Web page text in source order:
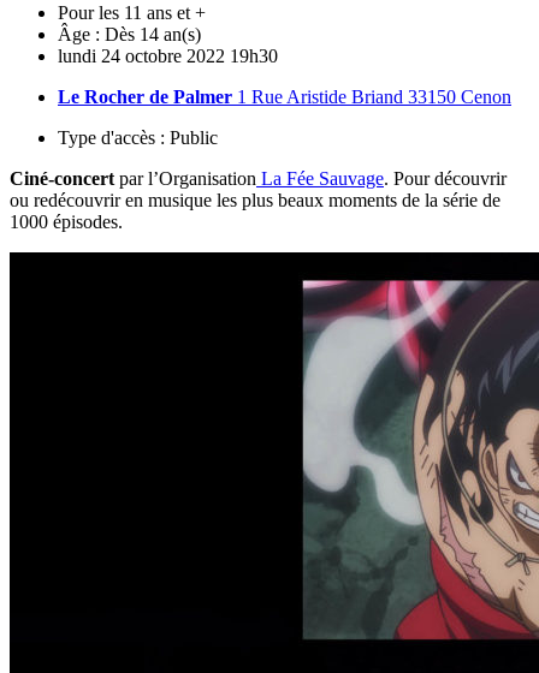
Pour les 11 ans et +
Âge : Dès 14 an(s)
lundi 24 octobre 2022 19h30
Le Rocher de Palmer 1 Rue Aristide Briand 33150 Cenon
Type d'accès : Public
Ciné-concert par l’Organisation La Fée Sauvage. Pour découvrir
ou redécouvrir en musique les plus beaux moments de la série de
1000 épisodes.